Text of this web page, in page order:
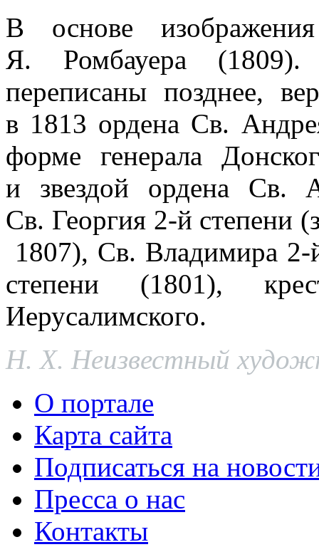
В основе
Я. Ромбауера
переписаны позднее,
в 1813 ордена Св.
форме генерала
и звездой ордена Св.
Св. Георгия 2-й степени
1807), Св. Владимира
степени (1801),
Иерусалимского.
Н. Х. Неизвестный
О портале
Карта сайта
Подписаться на
Пресса о нас
Контакты